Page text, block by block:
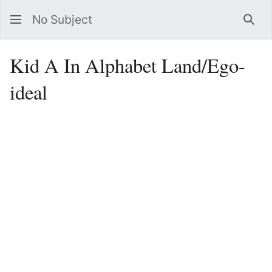
No Subject
Kid A In Alphabet Land/Ego-
ideal